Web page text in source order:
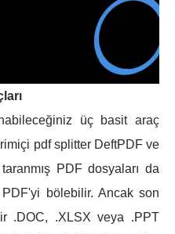
üç basit araç
pdf splitter DeftPDF ve
PDF dosyaları da
bölebilir. Ancak son
.DOC, .XLSX veya .PPT